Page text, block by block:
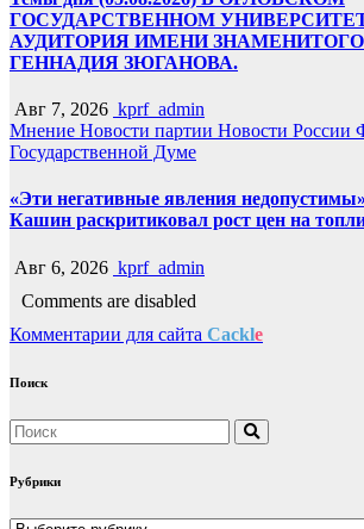
ГОСУДАРСТВЕННОМ
АУДИТОРИЯ ИМЕНИ
ГЕННАДИЯ ЗЮГАНОВА.
Авг 7, 2026 kprf_admin
Мнение Новости партии Новости России
Государственной Думе
«Эти негативные явления
Кашин раскритиковал рост цен на
Авг 6, 2026 kprf_admin
Comments are disabled
Комментарии для сайта Cackle
Поиск
Рубрики